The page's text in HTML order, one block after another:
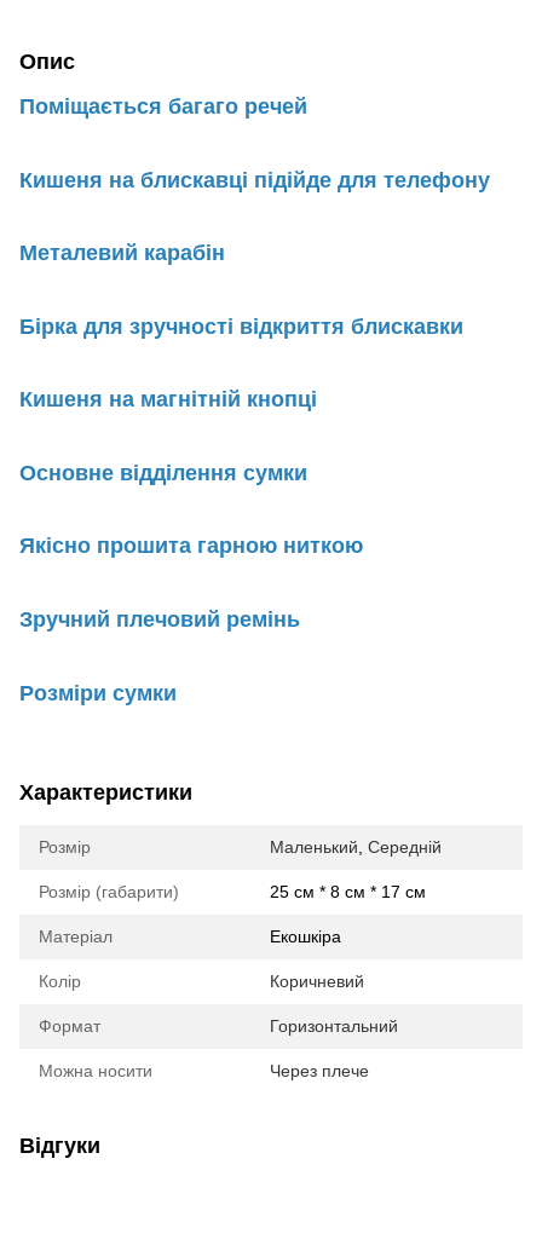
Опис
Поміщається багаго речей
Кишеня на блискавці підійде для телефону
Металевий карабін
Бірка для зручності відкриття блискавки
Кишеня на магнітній кнопці
Основне відділення сумки
Якісно прошита гарною ниткою
Зручний плечовий ремінь
Розміри сумки
Характеристики
Розмір Маленький Середній
Розмір (габарити) 25 см * 8 см * 17 см
Матеріал Екошкіра
Колір Коричневий
Формат Горизонтальний
Можна носити Через плече
Відгуки